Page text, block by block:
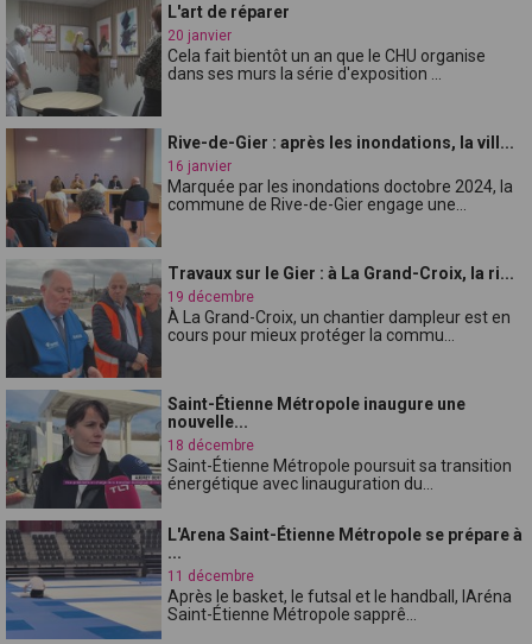
L'art de réparer
20 janvier
Cela fait bientôt un an que le CHU organise
dans ses murs la série d'exposition ...
Rive-de-Gier : après les inondations, la vill...
16 janvier
Marquée par les inondations doctobre 2024, la
commune de Rive-de-Gier engage une...
Travaux sur le Gier : à La Grand-Croix, la ri...
19 décembre
À La Grand-Croix, un chantier dampleur est en
cours pour mieux protéger la commu...
Saint-Étienne Métropole inaugure une
nouvelle...
18 décembre
Saint-Étienne Métropole poursuit sa transition
énergétique avec linauguration du...
L'Arena Saint-Étienne Métropole se prépare à
...
11 décembre
Après le basket, le futsal et le handball, lAréna
Saint-Étienne Métropole sapprê...